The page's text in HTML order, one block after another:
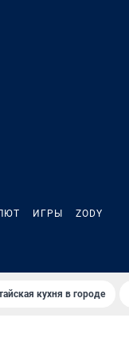
ИГРЫ ZODY
кухня в городе